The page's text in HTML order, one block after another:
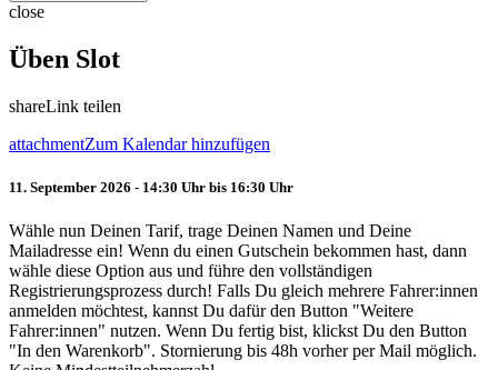
close
Üben Slot
shareLink teilen
attachmentZum Kalendar hinzufügen
11. September 2026 - 14:30 Uhr bis 16:30 Uhr
Wähle nun Deinen Tarif, trage Deinen Namen und Deine
Mailadresse ein! Wenn du einen Gutschein bekommen hast, dann
wähle diese Option aus und führe den vollständigen
Registrierungsprozess durch! Falls Du gleich mehrere Fahrer:innen
anmelden möchtest, kannst Du dafür den Button "Weitere
Fahrer:innen" nutzen. Wenn Du fertig bist, klickst Du den Button
"In den Warenkorb". Stornierung bis 48h vorher per Mail möglich.